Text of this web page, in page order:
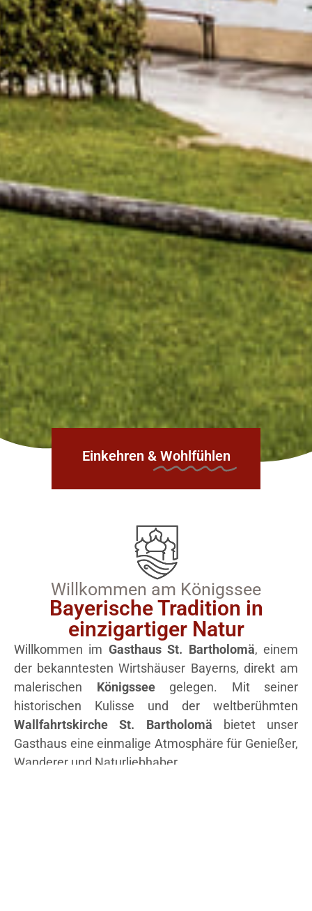
Einkehren & Wohlfühlen
Willkommen am Königssee
Bayerische Tradition in
einzigartiger Natur
Willkommen im Gasthaus St. Bartholomä, einem
der bekanntesten Wirtshäuser Bayerns, direkt am
malerischen Königsseegelegen. Mit seiner
historischen Kulisse und der weltberühmten
Wallfahrtskirche St. Bartholomä bietet unser
Gasthaus eine einmalige Atmosphäre für Genießer,
Wanderer und Naturliebhaber.